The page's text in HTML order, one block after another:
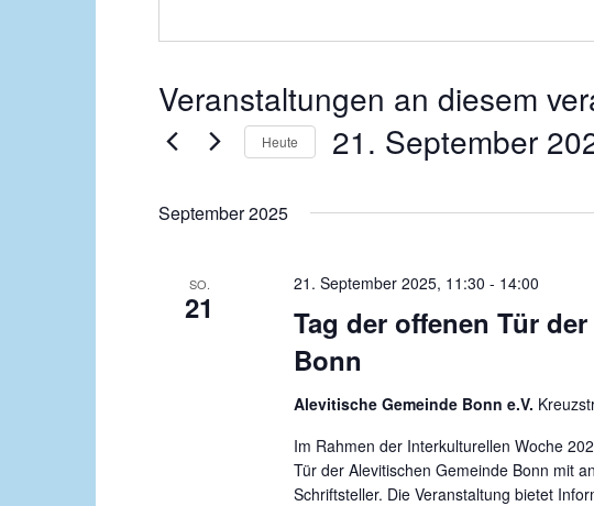
e
s
i
t
Veranstaltungen an diesem
Heute 21. September
m
ä
h
n
.
September 2025
SO.
21
Tag der offenen Tür
Bonn
21. September 2025, 11:30 - 14:00
Alevitische Gemeinde Bonn e.V.
Im Rahmen der Interkulturellen Woche
Tür der Alevitischen Gemeinde Bonn mit
Schriftsteller. Die Veranstaltung bietet